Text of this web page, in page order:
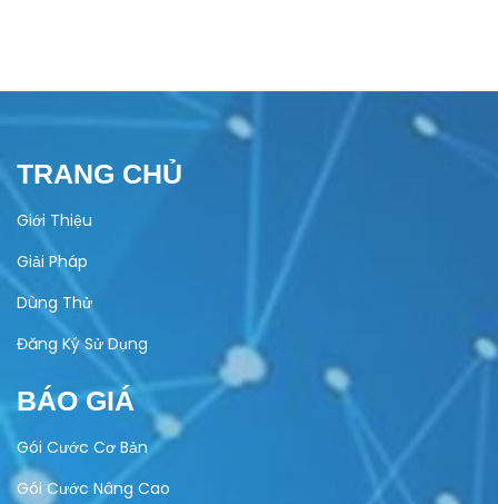
TRANG CHỦ
Giới Thiệu
Giải Pháp
Dùng Thử
Đăng Ký Sử Dụng
BÁO GIÁ
Gói Cước Cơ Bản
Gói Cước Nâng Cao